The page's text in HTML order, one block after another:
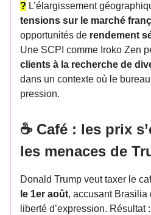
? L’élargissement
tensions sur le marché
opportunités de rendement
Une SCPI comme Iroko Zen
clients à la recherche de
dans un contexte où le
pression.
☕ Café : les prix
les menaces de
Donald Trump veut taxer le
le 1er août, accusant Brasilia
liberté d’expression. Résultat :